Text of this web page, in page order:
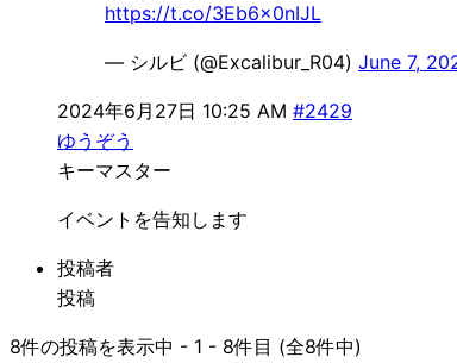
https://t.co/3Eb6x0nIJL
— シルビ (@Excalibur_R04) June 7,
2024年6月27日 10:25 AM #2429
ゆうぞう
キーマスター
イベントを告知します
投稿者
投稿
8件の投稿を表示中 - 1 - 8件目 (全8件中)